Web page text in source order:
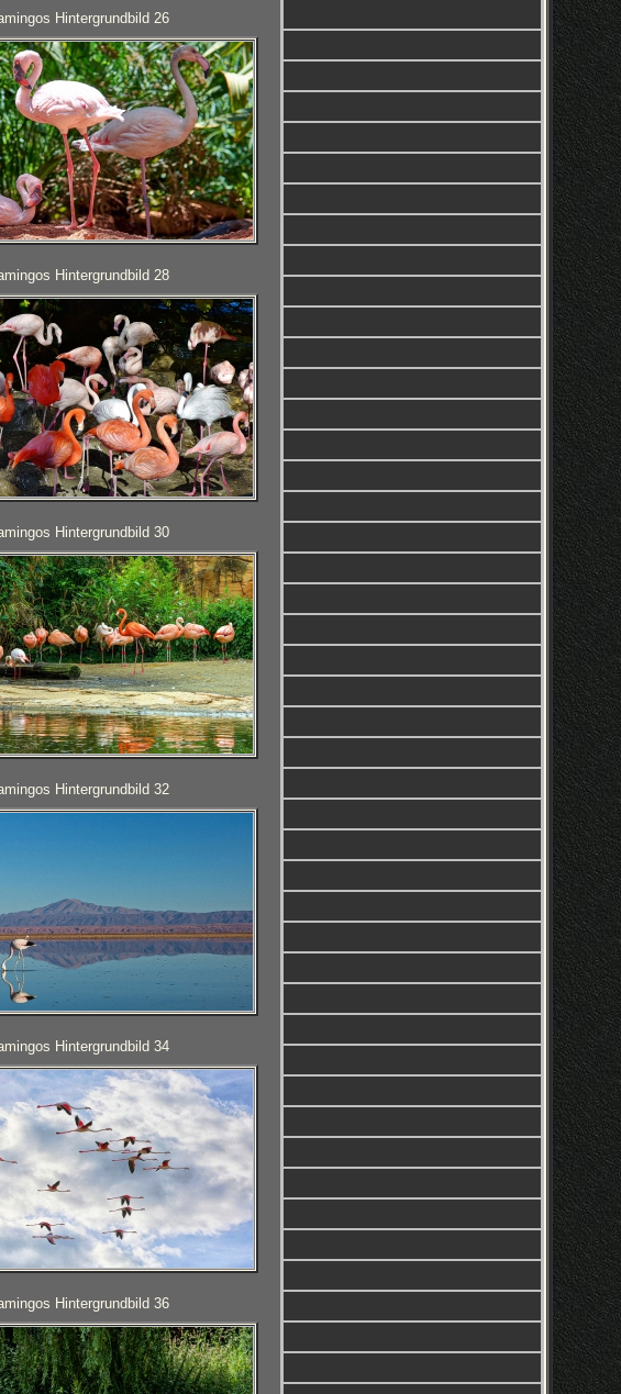
Hintergrundbild 26
Hintergrundbild 28
Hintergrundbild 30
Hintergrundbild 32
Hintergrundbild 34
Hintergrundbild 36